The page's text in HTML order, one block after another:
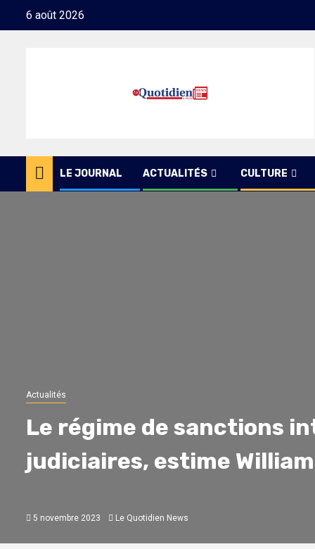
6 août 2026
LE JOURNAL ACTUALITÉS CULTURE
Actualités
Le régime de sanctions
judiciaires, estime William
5 novembre 2023 Le Quotidien News